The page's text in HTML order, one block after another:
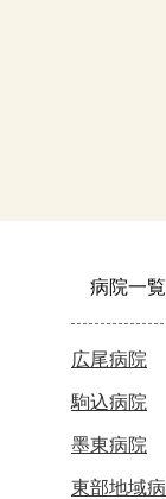
病院一覧
広尾病院
駒込病院
墨東病院
東部地域